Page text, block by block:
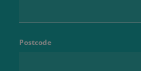
Postcode